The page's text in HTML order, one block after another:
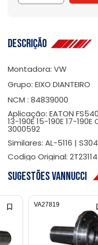
Descrição
Montadora: VW
Grupo: EIXO DIANTEIRO
NCM : 84839000
Aplicação: EATON
13-190E 15-190E 17-190E
3000592
Similares: AL-5116 |
Codigo Original:
Sugestões Vannucci
VA27819